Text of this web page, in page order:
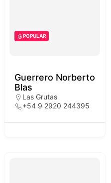
POPULAR
Guerrero Norberto
Blas
Las Grutas
+54 9 2920 244395